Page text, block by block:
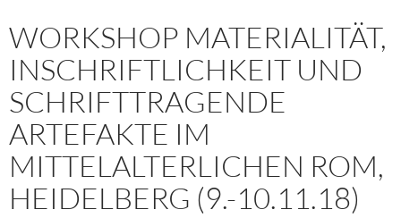
WORKSHOP MATERIALITÄT,
INSCHRIFTLICHKEIT UND
SCHRIFTTRAGENDE
ARTEFAKTE IM
MITTELALTERLICHEN ROM,
HEIDELBERG (9.-10.11.18)